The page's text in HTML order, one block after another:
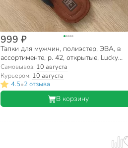
999 ₽
Тапки для мужчин, полиэстер, ЭВА, в
ассортименте, р. 42, открытые, Lucky
Land, 4971 M-CH-O
Самовывоз: 10 августа
Курьером: 10 августа
4.5•2 отзыва
В корзину